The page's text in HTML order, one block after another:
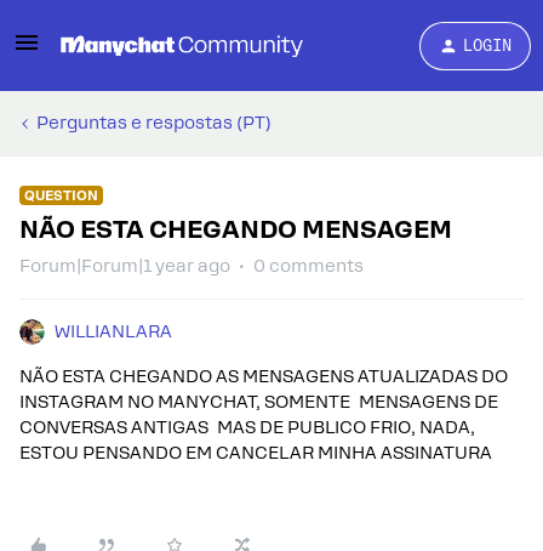
LOGIN
Perguntas e respostas (PT)
QUESTION
NÃO ESTA CHEGANDO MENSAGEM
Forum|Forum|1 year ago 0 comments
WILLIANLARA
NÃO ESTA CHEGANDO AS MENSAGENS ATUALIZADAS DO
INSTAGRAM NO MANYCHAT, SOMENTE MENSAGENS DE
CONVERSAS ANTIGAS MAS DE PUBLICO FRIO, NADA,
ESTOU PENSANDO EM CANCELAR MINHA ASSINATURA